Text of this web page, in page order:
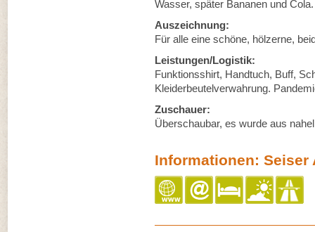
Wasser, später Bananen und Cola.
Auszeichnung:
Für alle eine schöne, hölzerne,
Leistungen/Logistik:
Funktionsshirt, Handtuch, Buff,
Kleiderbeutelverwahrung.
Zuschauer:
Überschaubar, es wurde aus
Informationen: Seiser